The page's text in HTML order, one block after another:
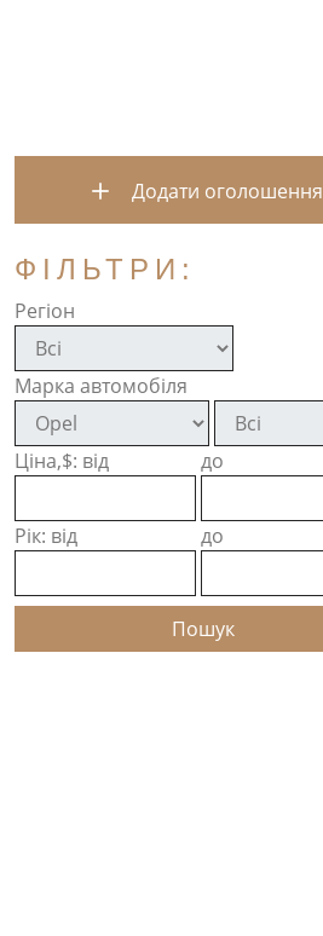
Додати оголошення
ФІЛЬТРИ:
Регіон
Марка автомобіля
Ціна,$: від до
Рік: від до